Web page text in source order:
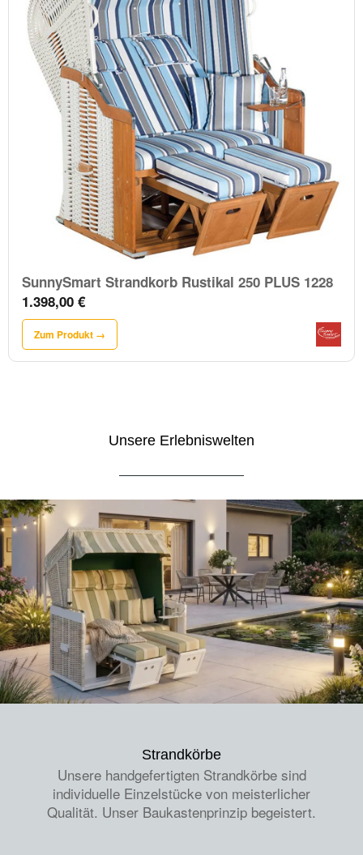
SunnySmart Strandkorb Rustikal 250 PLUS 1228
1.398,00 €
Zum Produkt →
Unsere Erlebniswelten
Strandkörbe
Unsere handgefertigten Strandkörbe sind
individuelle Einzelstücke von meisterlicher
Qualität. Unser Baukastenprinzip begeistert.